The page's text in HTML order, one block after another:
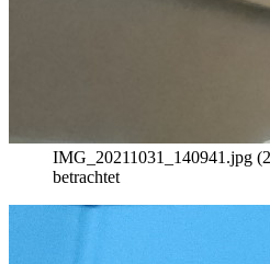
IMG_20211031_140941.jpg
betrachtet